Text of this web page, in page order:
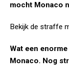
mocht Monaco
Bekijk de straffe
Wat een
Monaco. Nog